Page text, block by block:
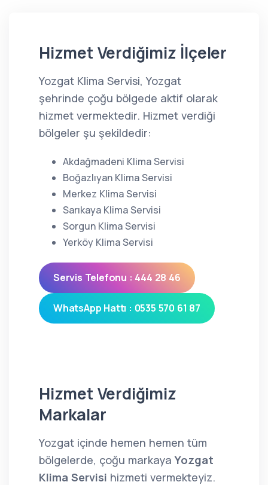
Hizmet Verdiğimiz İlçeler
Yozgat Klima Servisi, Yozgat
şehrinde çoğu bölgede aktif olarak
hizmet vermektedir. Hizmet verdiği
bölgeler şu şekildedir:
Akdağmadeni Klima Servisi
Boğazlıyan Klima Servisi
Merkez Klima Servisi
Sarıkaya Klima Servisi
Sorgun Klima Servisi
Yerköy Klima Servisi
Servis Telefonu : 444 28 46
WhatsApp Hattı : 0535 570 61 87
Hizmet Verdiğimiz
Markalar
Yozgat içinde hemen hemen tüm
bölgelerde, çoğu markaya Yozgat
Klima Servisi hizmeti vermekteyiz.